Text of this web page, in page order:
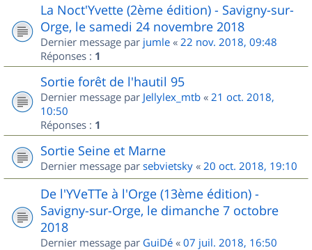
La Noct'Yvette (2ème édition) - Savigny-sur-
Orge, le samedi 24 novembre 2018
Dernier message par jumle « 22 nov. 2018, 09:48
Réponses : 1
Sortie forêt de l'hautil 95
Dernier message par Jellylex_mtb « 21 oct. 2018,
10:50
Réponses : 1
Sortie Seine et Marne
Dernier message par sebvietsky « 20 oct. 2018, 19:10
De l'YVeTTe à l'Orge (13ème édition) -
Savigny-sur-Orge, le dimanche 7 octobre
2018
Dernier message par GuiDé « 07 juil. 2018, 16:50